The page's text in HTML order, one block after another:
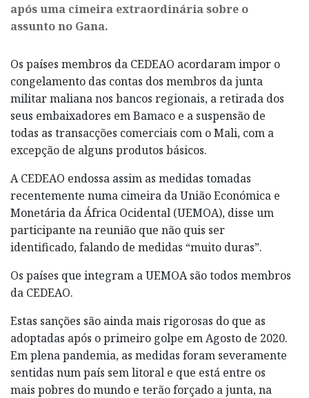
após uma cimeira extraordinária sobre o
assunto no Gana.
Os países membros da CEDEAO acordaram impor o
congelamento das contas dos membros da junta
militar maliana nos bancos regionais, a retirada dos
seus embaixadores em Bamaco e a suspensão de
todas as transacções comerciais com o Mali, com a
excepção de alguns produtos básicos.
A CEDEAO endossa assim as medidas tomadas
recentemente numa cimeira da União Económica e
Monetária da África Ocidental (UEMOA), disse um
participante na reunião que não quis ser
identificado, falando de medidas “muito duras”.
Os países que integram a UEMOA são todos membros
da CEDEAO.
Estas sanções são ainda mais rigorosas do que as
adoptadas após o primeiro golpe em Agosto de 2020.
Em plena pandemia, as medidas foram severamente
sentidas num país sem litoral e que está entre os
mais pobres do mundo e terão forçado a junta, na